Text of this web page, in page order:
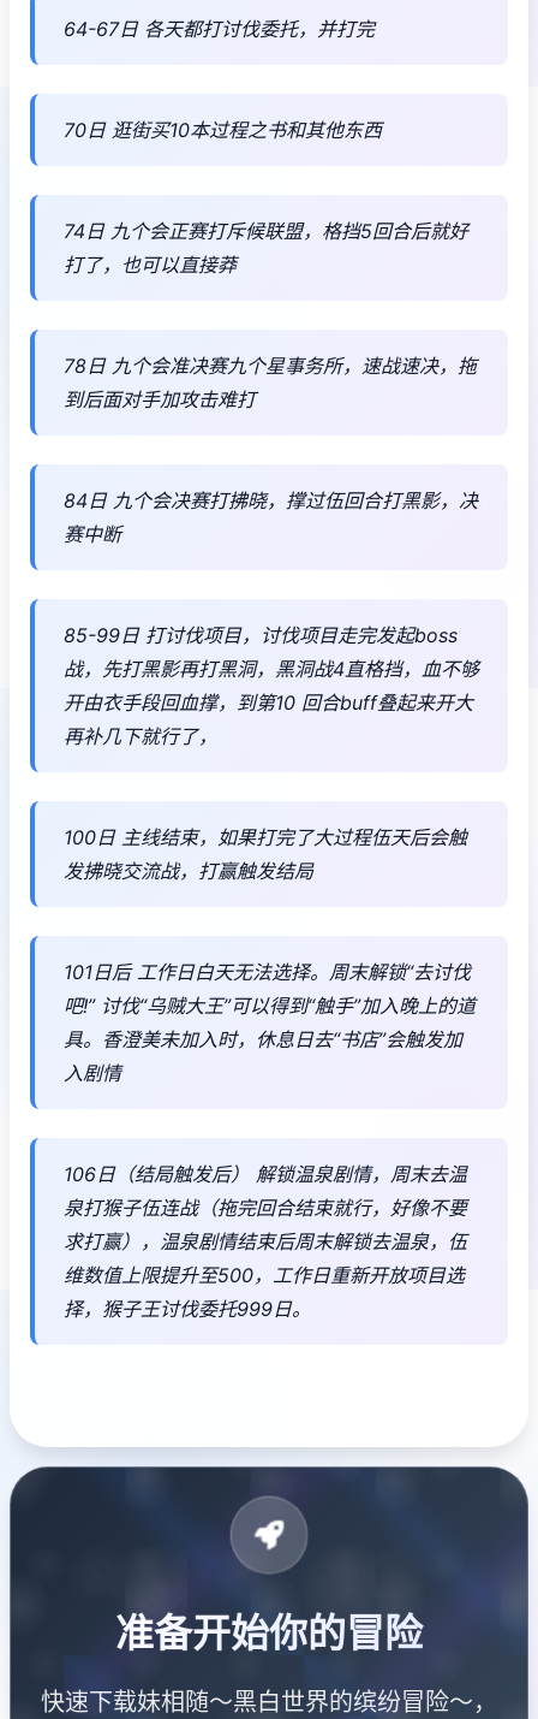
64-67日 各天都打讨伐委托，并打完
70日 逛街买10本过程之书和其他东西
74日 九个会正赛打斥候联盟，格挡5回合后就好
打了，也可以直接莽
78日 九个会准决赛九个星事务所，速战速决，拖
到后面对手加攻击难打
84日 九个会决赛打拂晓，撑过伍回合打黑影，决
赛中断
85-99日 打讨伐项目，讨伐项目走完发起boss
战，先打黑影再打黑洞，黑洞战4直格挡，血不够
开由衣手段回血撑，到第10 回合buff叠起来开大
再补几下就行了，
100日 主线结束，如果打完了大过程伍天后会触
发拂晓交流战，打赢触发结局
101日后 工作日白天无法选择。周末解锁“去讨伐
吧!” 讨伐“乌贼大王”可以得到“触手”加入晚上的道
具。香澄美未加入时，休息日去“书店”会触发加
入剧情
106日（结局触发后） 解锁温泉剧情，周末去温
泉打猴子伍连战（拖完回合结束就行，好像不要
求打赢），温泉剧情结束后周末解锁去温泉，伍
维数值上限提升至500，工作日重新开放项目选
择，猴子王讨伐委托999日。
准备开始你的冒险
快速下载妹相随～黑白世界的缤纷冒险～，